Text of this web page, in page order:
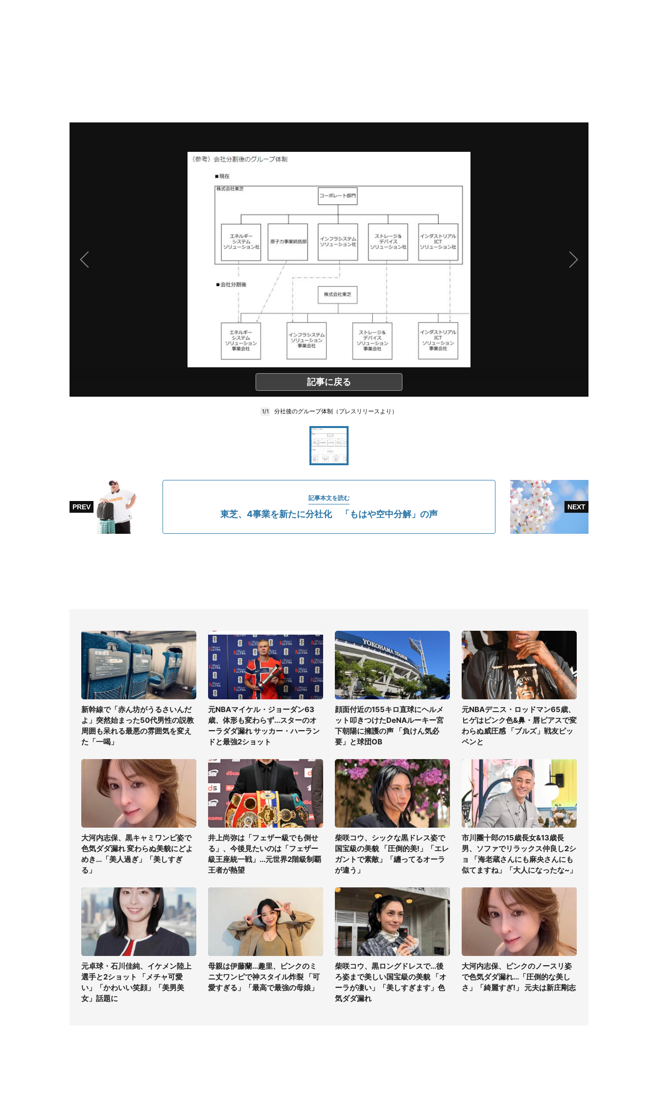
記事に戻る
1/1 分社後のグループ体制（プレスリリースより）
記事本文を読む
東芝、4事業を新たに分社化 「もはや空中分解」の声
新幹線で「赤ん坊がうるさいんだ
よ」突然始まった50代男性の説教
周囲も呆れる最悪の雰囲気を変え
た「一喝」
元NBAマイケル・ジョーダン63
歳、体形も変わらず...スターのオ
ーラダダ漏れ サッカー・ハーラン
ドと最強2ショット
顔面付近の155キロ直球にヘルメ
ット叩きつけたDeNAルーキー宮
下朝陽に擁護の声 「負けん気必
要」と球団OB
元NBAデニス・ロッドマン65歳、
ヒゲはピンク色&鼻・唇ピアスで変
わらぬ威圧感 「ブルズ」戦友ピッ
ペンと
大河内志保、黒キャミワンピ姿で
色気ダダ漏れ 変わらぬ美貌にどよ
めき...「美人過ぎ」「美しすぎ
る」
井上尚弥は「フェザー級でも倒せ
る」、今後見たいのは「フェザー
級王座統一戦」...元世界2階級制覇
王者が熱望
柴咲コウ、シックな黒ドレス姿で
国宝級の美貌 「圧倒的美!」「エレ
ガントで素敵」「纏ってるオーラ
が違う」
市川團十郎の15歳長女&13歳長
男、ソファでリラックス仲良し2シ
ョ 「海老蔵さんにも麻央さんにも
似てますね」「大人になったな~」
元卓球・石川佳純、イケメン陸上
選手と2ショット 「メチャ可愛
い」「かわいい笑顔」「美男美
女」話題に
母親は伊藤蘭...趣里、ピンクのミ
ニ丈ワンピで神スタイル炸裂 「可
愛すぎる」「最高で最強の母娘」
柴咲コウ、黒ロングドレスで...後
ろ姿まで美しい国宝級の美貌 「オ
ーラが凄い」「美しすぎます」色
気ダダ漏れ
大河内志保、ピンクのノースリ姿
で色気ダダ漏れ...「圧倒的な美し
さ」「綺麗すぎ!」 元夫は新庄剛志